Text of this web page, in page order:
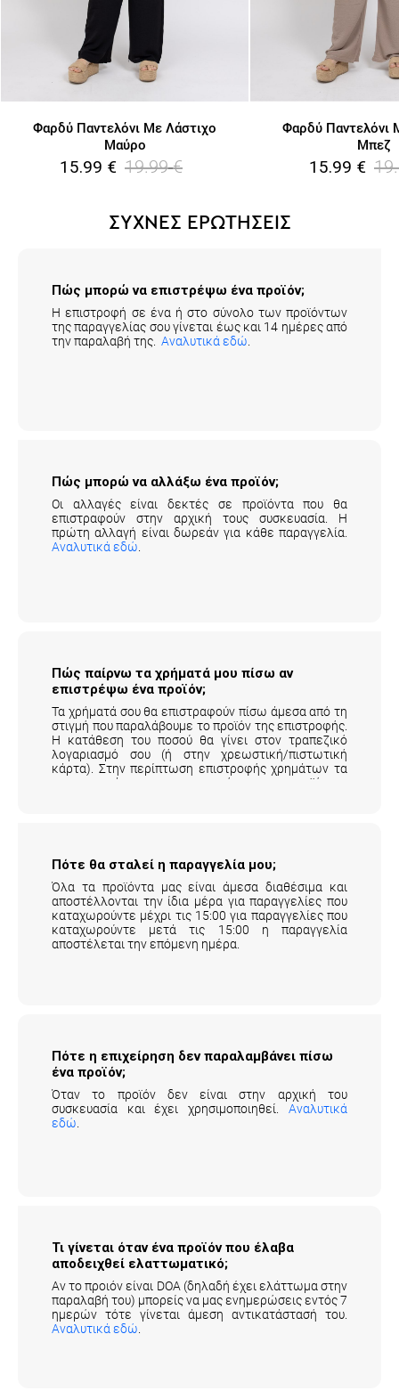
Φαρδύ Παντελόνι Με Λάστιχο
Μαύρο
15.99 € 19.99 €
Φαρδύ Παντελόνι
Μπεζ
15.99 €
ΣΥΧΝΕΣ ΕΡΩΤΗΣΕΙΣ
Πώς μπορώ να επιστρέψω ένα προϊόν;
Η επιστροφή σε ένα ή στο σύνολο των προϊόντων
της παραγγελίας σου γίνεται έως και 14 ημέρες από
την παραλαβή της. Αναλυτικά εδώ
Πώς μπορώ να αλλάξω ένα προϊόν;
Οι αλλαγές είναι δεκτές σε προϊόντα που θα
επιστραφούν στην αρχική τους συσκευασία. Η
πρώτη αλλαγή είναι δωρεάν για κάθε παραγγελία.
Αναλυτικά εδώ
Πώς παίρνω τα χρήματά μου πίσω αν
επιστρέψω ένα προϊόν;
Τα χρήματά σου θα επιστραφούν πίσω άμεσα από τη
στιγμή που παραλάβουμε το προϊόν της επιστροφής.
Η κατάθεση του ποσού θα γίνει στον τραπεζικό
λογαριασμό σου (ή στην χρεωστική/πιστωτική
κάρτα). Στην περίπτωση επιστροφής χρημάτων τα
μεταφορικά της επιστροφής του προϊόντος
Πότε θα σταλεί η παραγγελία μου;
Όλα τα προϊόντα μας είναι άμεσα διαθέσιμα και
αποστέλλονται την ίδια μέρα για παραγγελίες που
καταχωρούντε μέχρι τις 15:00 για παραγγελίες που
καταχωρούντε μετά τις 15:00 η παραγγελία
αποστέλεται την επόμενη ημέρα.
Πότε η επιχείρηση δεν παραλαμβάνει πίσω
ένα προϊόν;
Όταν το προϊόν δεν είναι στην αρχική του
συσκευασία και έχει χρησιμοποιηθεί.
Αναλυτικά
εδώ
Τι γίνεται όταν ένα προϊόν που έλαβα
αποδειχθεί ελαττωματικό;
Αν το προιόν είναι DOA (δηλαδή έχει ελάττωμα στην
παραλαβή του) μπορείς να μας ενημερώσεις εντός 7
ημερών τότε γίνεται άμεση αντικατάστασή του.
Αναλυτικά εδώ